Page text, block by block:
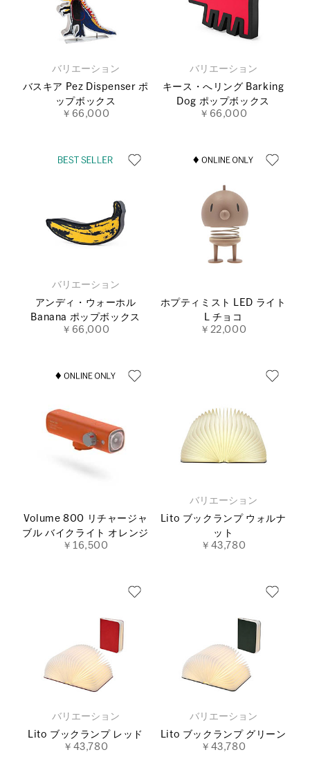
バリエーション
バスキア Pez Dispenser ポ
ップボックス
￥66,000
バリエーション
キース・へリング Barking
Dog ポップボックス
￥66,000
バリエーション
アンディ・ウォーホル
Banana ポップボックス
￥66,000
ホプティミスト LED ライト
L チョコ
￥22,000
Volume 800 リチャージャ
ブル バイクライト オレンジ
￥16,500
バリエーション
Lito ブックランプ ウォルナ
ット
￥43,780
バリエーション
Lito ブックランプ レッド
￥43,780
バリエーション
Lito ブックランプ グリーン
￥43,780